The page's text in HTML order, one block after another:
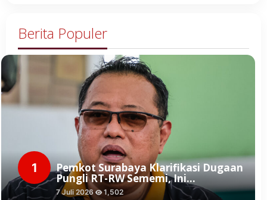
Berita Populer
1 Pemkot Surabaya Klarifikasi Dugaan
Pungli RT-RW Sememi, Ini…
7 Juli 2026 1,502